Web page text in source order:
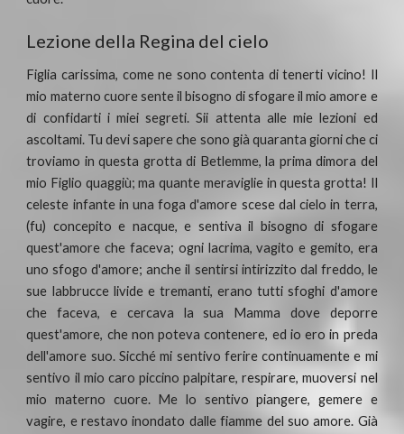
Lezione della Regina del cielo
Figlia carissima, come ne sono contenta di tenerti vicino! Il
mio materno cuore sente il bisogno di sfogare il mio amore e
di confidarti i miei segreti. Sii attenta alle mie lezioni ed
ascoltami. Tu devi sapere che sono già quaranta giorni che ci
troviamo in questa grotta di Betlemme, la prima dimora del
mio Figlio quaggiù; ma quante meraviglie in questa grotta! Il
celeste infante in una foga d'amore scese dal cielo in terra,
(fu) concepito e nacque, e sentiva il bisogno di sfogare
quest'amore che faceva; ogni lacrima, vagito e gemito, era
uno sfogo d'amore; anche il sentirsi intirizzito dal freddo, le
sue labbrucce livide e tremanti, erano tutti sfoghi d'amore
che faceva, e cercava la sua Mamma dove deporre
quest'amore, che non poteva contenere, ed io ero in preda
dell'amore suo. Sicché mi sentivo ferire continuamente e mi
sentivo il mio caro piccino palpitare, respirare, muoversi nel
mio materno cuore. Me lo sentivo piangere, gemere e
vagire, e restavo inondato dalle fiamme del suo amore. Già